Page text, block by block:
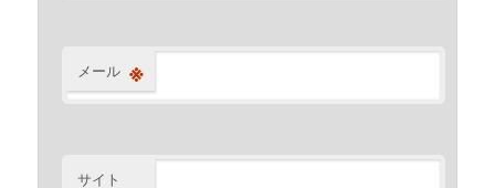
メール ※
サイト